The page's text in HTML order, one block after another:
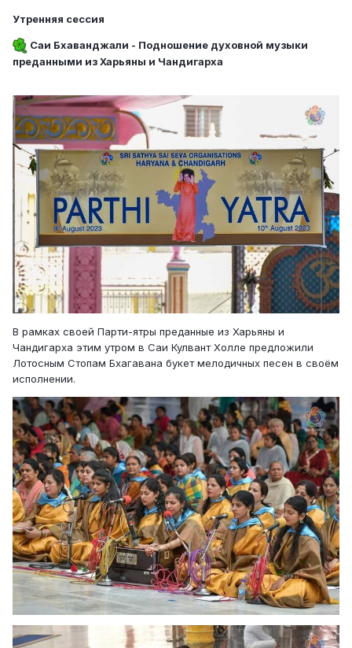
Утренняя сессия
Саи Бхаванджали - Подношение духовной музыки
преданными из Харьяны и Чандигарха
В рамках своей Парти-ятры преданные из Харьяны и
Чандигарха этим утром в Саи Кулвант Холле предложили
Лотосным Стопам Бхагавана букет мелодичных песен в своём
исполнении.